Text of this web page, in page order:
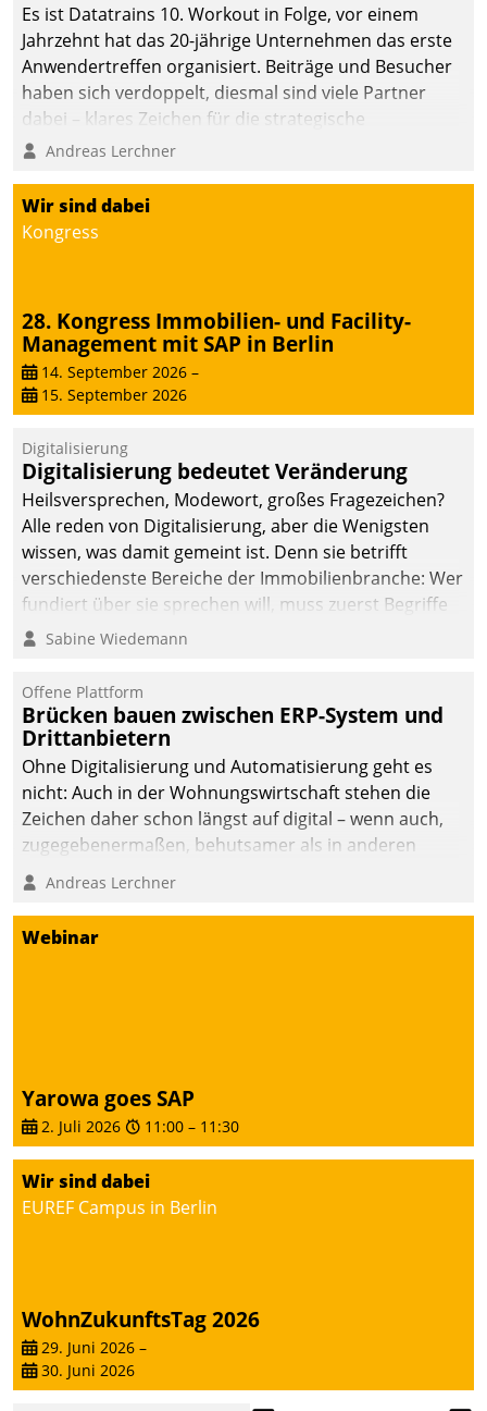
Es ist Datatrains 10. Workout in Folge, vor einem
Jahrzehnt hat das 20-jährige Unternehmen das erste
Anwendertreffen organisiert. Beiträge und Besucher
haben sich verdoppelt, diesmal sind viele Partner
dabei – klares Zeichen für die strategische
Fokussierung auf den Kunden.
Andreas Lerchner
Wir sind dabei
Kongress
28. Kongress Immobilien- und Facility-
Management mit SAP in Berlin
14. September 2026 –
15. September 2026
Digitalisierung
Digitalisierung bedeutet Veränderung
Heilsversprechen, Modewort, großes Fragezeichen?
Alle reden von Digitalisierung, aber die Wenigsten
wissen, was damit gemeint ist. Denn sie betrifft
verschiedenste Bereiche der Immobilienbranche: Wer
fundiert über sie sprechen will, muss zuerst Begriffe
klären. Ein Aspekt ist die betriebliche Optimierung:
Einsparungen durch optimierte und automatisierte
Prozesse. Doch man darf nicht zu viel erwarten: Allein
mit der Einführung einer neuen Software ist es nicht
getan. Die Digitalisierung erfordert von Unternehmen
die Bereitschaft, sich zu überprüfen, zu hinterfragen
und zu verändern.
Sabine Wiedemann
Offene Plattform
Brücken bauen zwischen ERP-System und
Drittanbietern
Ohne Digitalisierung und Automatisierung geht es
nicht: Auch in der Wohnungswirtschaft stehen die
Zeichen daher schon längst auf digital – wenn auch,
zugegebenermaßen, behutsamer als in anderen
Branchen.
Andreas Lerchner
Webinar
Yarowa goes SAP
2. Juli 2026 11:00 – 11:30
Wir sind dabei
EUREF Campus in Berlin
WohnZukunftsTag 2026
29. Juni 2026 –
30. Juni 2026